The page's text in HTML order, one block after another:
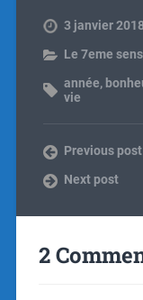
3 janvier
Le 7eme sens
année,
vie
Previous post
Next post
2